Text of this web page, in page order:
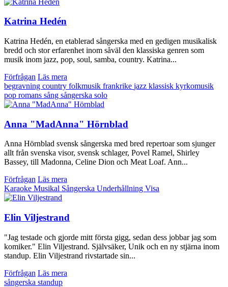
Katrina Hedén
Katrina Hedén, en etablerad sångerska med en gedigen musikalisk
bredd och stor erfarenhet inom såväl den klassiska genren som
musik inom jazz, pop, soul, samba, country. Katrina...
Förfrågan Läs mera
begravning country folkmusik frankrike jazz klassisk kyrkomusik
pop romans sång sångerska solo
Anna "MadAnna" Hörnblad
Anna Hörnblad svensk sångerska med bred repertoar som sjunger
allt från svenska visor, svensk schlager, Povel Ramel, Shirley
Bassey, till Madonna, Celine Dion och Meat Loaf. Ann...
Förfrågan Läs mera
Karaoke Musikal Sångerska Underhållning Visa
Elin Viljestrand
"Jag testade och gjorde mitt första gigg, sedan dess jobbar jag som
komiker." Elin Viljestrand. Självsäker, Unik och en ny stjärna inom
standup. Elin Viljestrand rivstartade sin...
Förfrågan Läs mera
sångerska standup